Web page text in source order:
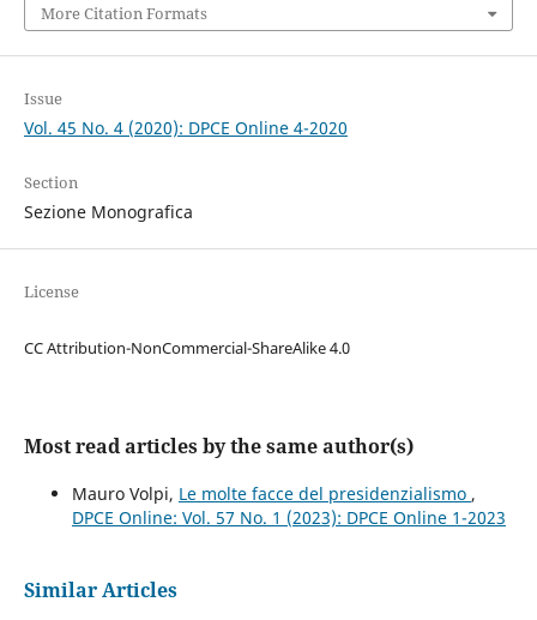
More Citation Formats
Issue
Vol. 45 No. 4 (2020): DPCE Online 4-2020
Section
Sezione Monografica
License
CC Attribution-NonCommercial-ShareAlike 4.0
Most read articles by the same author(s)
Mauro Volpi, Le molte facce del presidenzialismo ,
DPCE Online: Vol. 57 No. 1 (2023): DPCE Online 1-2023
Similar Articles